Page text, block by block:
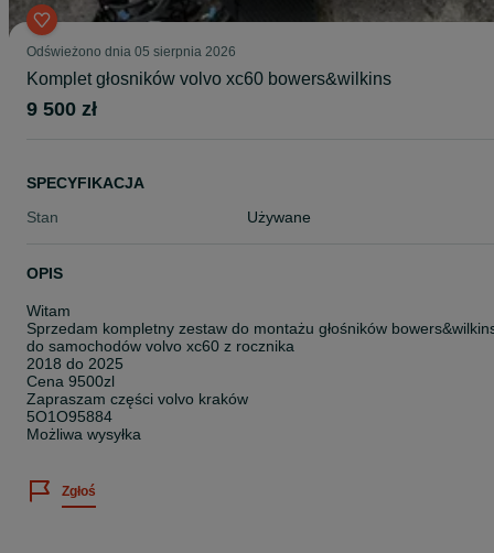
Odświeżono dnia 05 sierpnia 2026
Komplet głosników volvo xc60 bowers&wilkins
9 500 zł
SPECYFIKACJA
Stan
Używane
OPIS
Witam
Sprzedam kompletny zestaw do montażu głośników
do samochodów volvo xc60 z rocznika
2018 do 2025
Cena 9500zl
Zapraszam części volvo kraków
5O1O95884
Możliwa wysyłka
Zgłoś